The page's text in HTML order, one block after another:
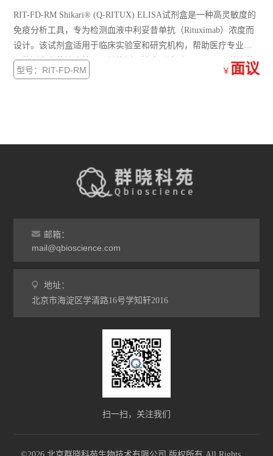
RIT-FD-RM Shikari® (Q-RITUX) ELISA试剂盒是一种高灵敏度的
免疫分析工具，专为检测血液中利妥昔单抗（Rituximab）浓度而
设计。该试剂盒适用于临床实验室和研究机构，帮助医疗专业人
员监测患者的治疗效果。其检测灵敏度可达到0.5 ng/mL，整个检
测过程仅需约2小时，操作简便，配备详细说明书。试剂盒在适当
型号：RIT-FD-RM ￥ 面议
邮箱：
mail@qbioscience.com
地址：
北京市海淀区学清路16号学知轩2016
扫一扫，关注我们